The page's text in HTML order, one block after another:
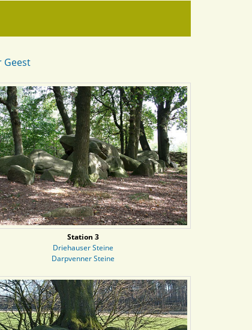
Geest
Station 3
Driehauser Steine
Darpvenner Steine